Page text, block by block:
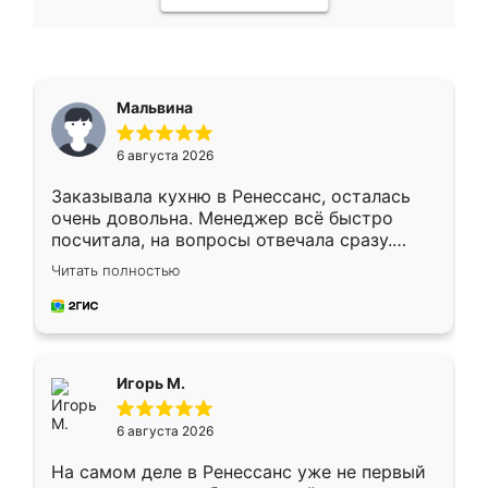
Мальвина
6 августа 2026
Заказывала кухню в Ренессанс, осталась
очень довольна. Менеджер всё быстро
посчитала, на вопросы отвечала сразу.
Замерщик приехал в субботу, подошёл к
делу со всей ответственностью. Собрали
за день, ребята работали аккуратно, даже
Читать полностью
Игорь М.
6 августа 2026
На самом деле в Ренессанс уже не первый